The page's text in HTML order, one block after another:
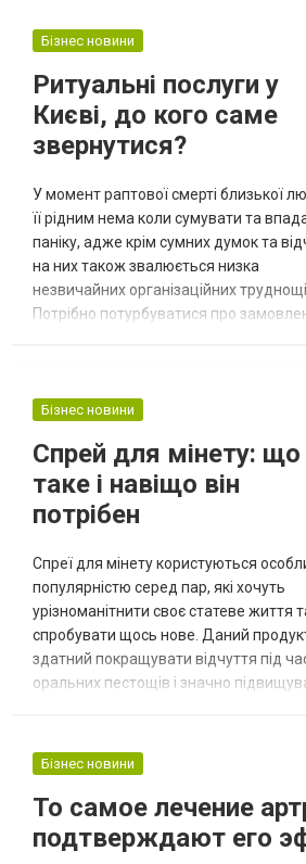
вид. https://efutbolka.com.ua/
мы расскажем, как купить свитшот
женский, какие модели...
Бізнес новини
Ритуальні послуги у
Києві, до кого саме
звернутися?
У момент раптової смерті близької
її рідним нема коли сумувати та
паніку, адже крім сумних думок та
на них також звалюється низка
незвичайних організаційних
Потрібно потурбуватися про
взагалі правильну організацію
займатися всім самостійно і навпаки
зверта...
Бізнес новини
Спрей для мінету:
таке і навіщо він
потрібен
Спреї для мінету користуються
популярністю серед пар, які хочуть
урізноманітнити своє статеве життя
спробувати щось нове. Даний
здатний покращувати відчуття під
оральних пестощів і значно
спеціальний продукт, який
для використання під час орального
Він може мати різні смаки, аромати та
принцип дії. Що важливо знати перед
покупк...
Бізнес новини
То самое лечение
подтверждают его